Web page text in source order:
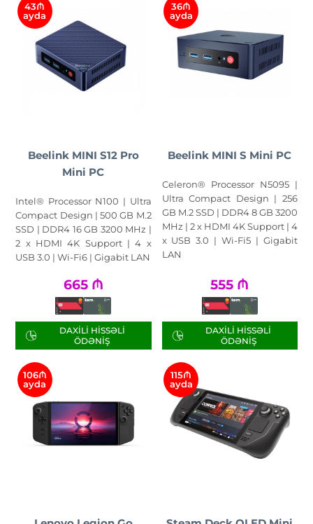
43₼
ayda
Beelink MINI S12 Pro
Mini PC
Intel® Processor N100 | Ultra
Compact Design | 500 GB M.2
SSD | DDR4 16 GB 3200 MHz |
2 x HDMI 4K Support | 4 x
USB 3.0 | Wi-Fi6 | Gigabit LAN
665 ₼
DAXILI HISSƏLI
ÖDƏNIŞ
36₼
ayda
Beelink MINI S Mini PC
Celeron® Processor N5095 |
Ultra Compact Design | 256
GB M.2 SSD | DDR4 8 GB 3200
MHz | 2 x HDMI 4K Support | 4
x USB 3.0 | Wi-Fi5 | Gigabit
LAN
555 ₼
DAXILI HISSƏLI
ÖDƏNIŞ
106₼
ayda
115₼
ayda